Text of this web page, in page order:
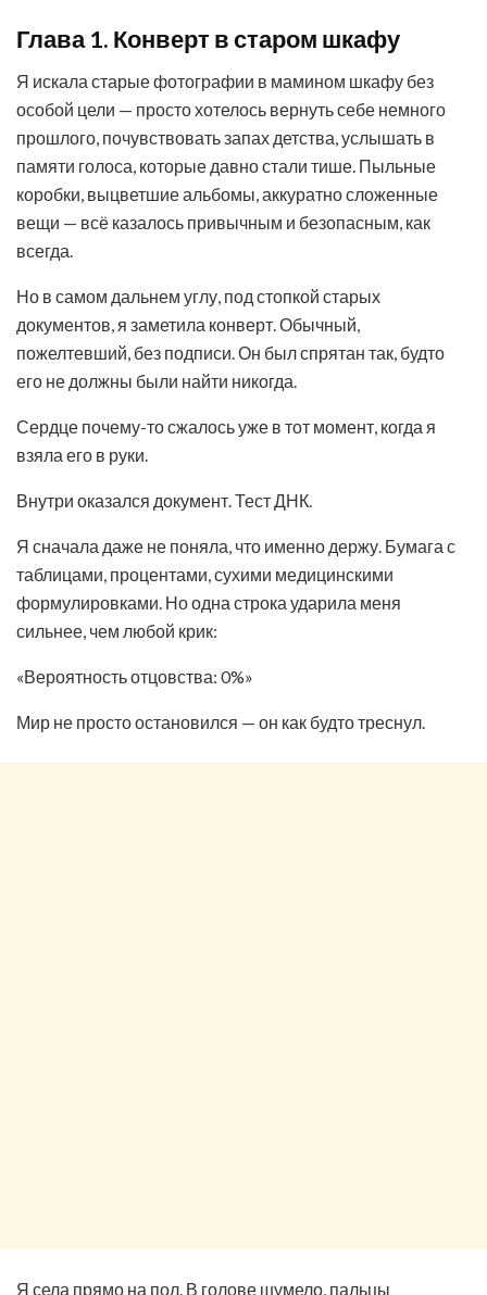
Глава 1. Конверт в старом шкафу
Я искала старые фотографии в мамином шкафу без
особой цели — просто хотелось вернуть себе немного
прошлого, почувствовать запах детства, услышать в
памяти голоса, которые давно стали тише. Пыльные
коробки, выцветшие альбомы, аккуратно сложенные
вещи — всё казалось привычным и безопасным, как
всегда.
Но в самом дальнем углу, под стопкой старых
документов, я заметила конверт. Обычный,
пожелтевший, без подписи. Он был спрятан так, будто
его не должны были найти никогда.
Сердце почему-то сжалось уже в тот момент, когда я
взяла его в руки.
Внутри оказался документ. Тест ДНК.
Я сначала даже не поняла, что именно держу. Бумага с
таблицами, процентами, сухими медицинскими
формулировками. Но одна строка ударила меня
сильнее, чем любой крик:
«Вероятность отцовства: 0%»
Мир не просто остановился — он как будто треснул.
Я села прямо на пол. В голове шумело, пальцы